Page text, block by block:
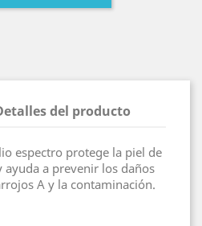
del producto
espectro protege la piel de
ayuda a prevenir los daños
A y la contaminación.